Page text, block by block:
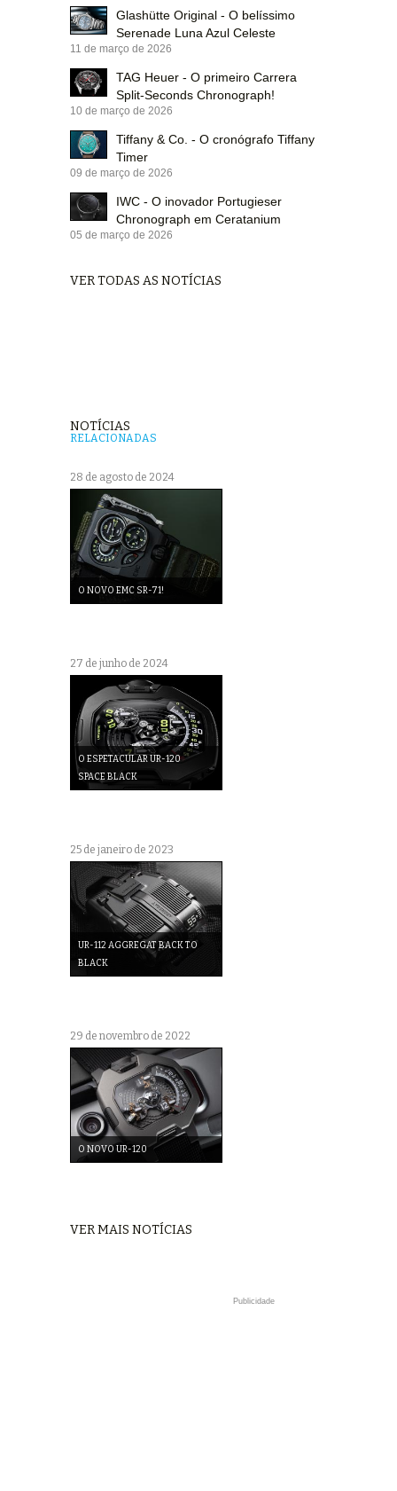
Glashütte Original - O belíssimo
Serenade Luna Azul Celeste
11 de março de 2026
TAG Heuer - O primeiro Carrera
Split-Seconds Chronograph!
10 de março de 2026
Tiffany & Co. - O cronógrafo Tiffany
Timer
09 de março de 2026
IWC - O inovador Portugieser
Chronograph em Ceratanium
05 de março de 2026
VER TODAS AS NOTÍCIAS
NOTÍCIAS
RELACIONADAS
28 de agosto de 2024
O NOVO EMC SR-71!
27 de junho de 2024
O ESPETACULAR UR-120
SPACE BLACK
25 de janeiro de 2023
UR-112 AGGREGAT BACK TO
BLACK
29 de novembro de 2022
O NOVO UR-120
VER MAIS NOTÍCIAS
Publicidade